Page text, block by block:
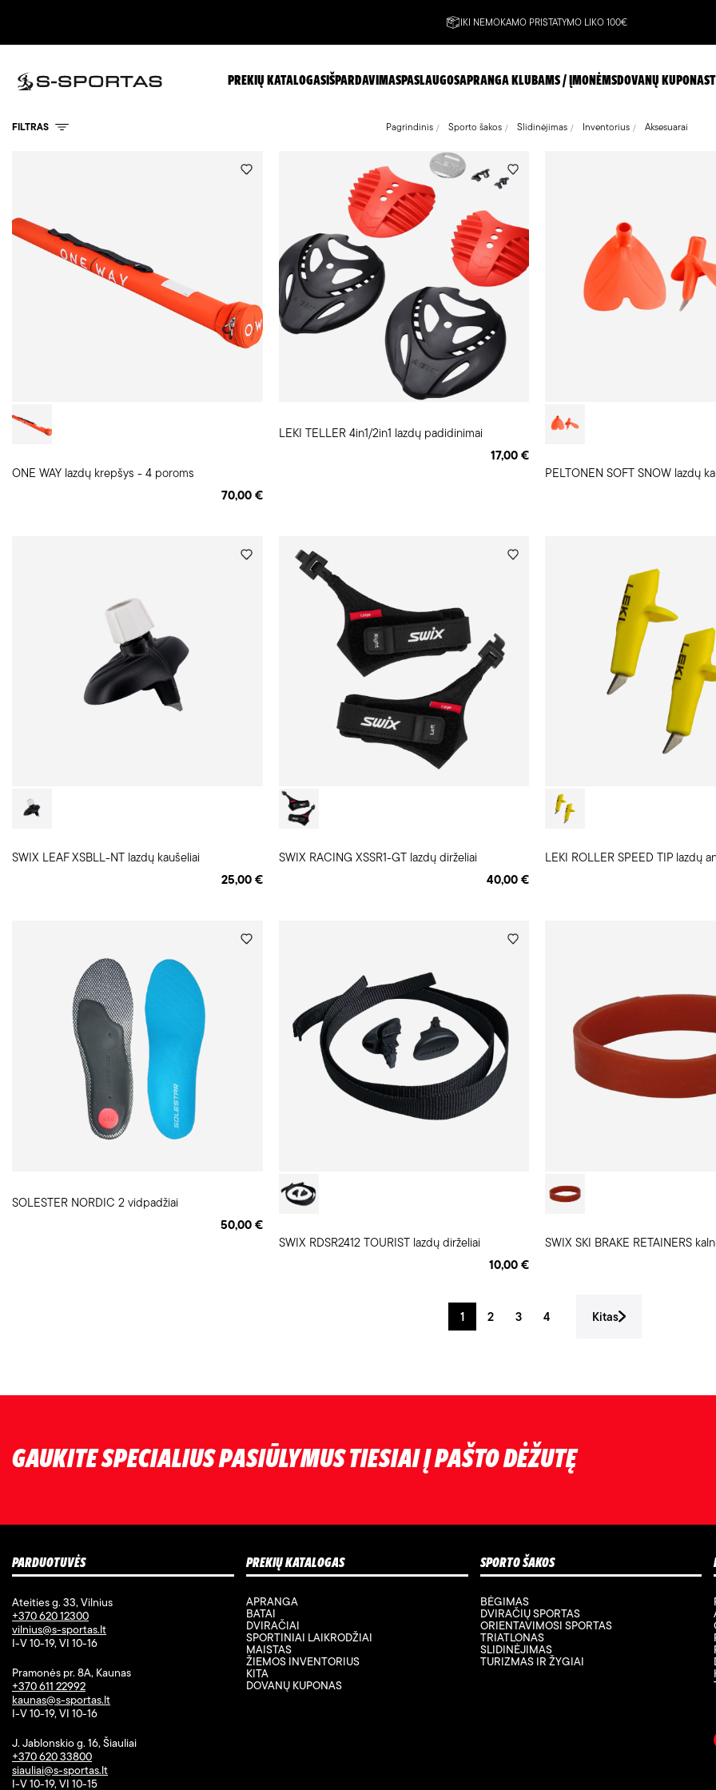
IKI NEMOKAMO PRISTATYMO LIKO 100€
PREKIŲ KATALOGASIŠPARDAVIMASPASLAUGOSAPRANGA KLUBAMS / ĮMONĖMSDOVANŲ KUPONAS
FILTRAS Pagrindinis Sporto šakos Slidinėjimas Inventorius Aksesuarai
ONE WAY lazdų krepšys - 4 poroms
70,00 €
LEKI TELLER 4in1/2in1 lazdų padidinimai
17,00 €
PELTONEN SOFT SNOW lazdų
SWIX LEAF XSBLL-NT lazdų kaušeliai
25,00 €
SWIX RACING XSSR1-GT lazdų dirželiai
40,00 €
LEKI ROLLER SPEED TIP lazdų
SOLESTER NORDIC 2 vidpadžiai
50,00 €
SWIX RDSR2412 TOURIST lazdų dirželiai
10,00 €
1 2 3 4 Kitas
GAUKITE SPECIALIUS PASIŪLYMUS TIESIAI Į PAŠTO DĖŽUTĘ
PARDUOTUVĖS
Ateities g. 33, Vilnius
+370 620 12300
vilnius@s-sportas.lt
I-V 10-19, VI 10-16
Pramonės pr. 8A, Kaunas
+370 611 22992
kaunas@s-sportas.lt
I-V 10-19, VI 10-16
J. Jablonskio g. 16, Šiauliai
+370 620 33800
siauliai@s-sportas.lt
I-V 10-19, VI 10-15
PREKIŲ KATALOGAS
APRANGA
BATAI
DVIRAČIAI
SPORTINIAI LAIKRODŽIAI
MAISTAS
ŽIEMOS INVENTORIUS
KITA
DOVANŲ KUPONAS
SPORTO ŠAKOS
BĖGIMAS
DVIRAČIŲ SPORTAS
ORIENTAVIMOSI SPORTAS
TRIATLONAS
SLIDINĖJIMAS
TURIZMAS IR ŽYGIAI